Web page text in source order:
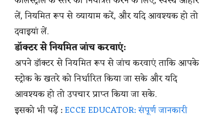
लें, नियमित रूप से व्यायाम करें, और यदि आवश्यक हो तो
दवाइयां लें.
डॉक्टर से नियमित जांच करवाएं:
अपने डॉक्टर से नियमित रूप से जांच करवाएं ताकि आपके
स्ट्रोक के खतरे को निर्धारित किया जा सके और यदि
आवश्यक हो तो उपचार प्राप्त किया जा सके.
इसको भी पढ़ें :ECCE EDUCATOR: संपूर्ण जानकारी